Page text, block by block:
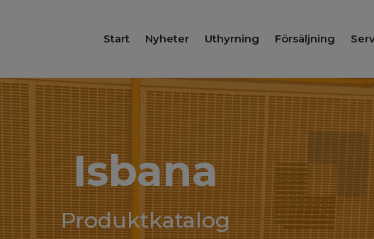
Start Nyheter Uthyrning Försäljning
Isbana
Produktkatalog